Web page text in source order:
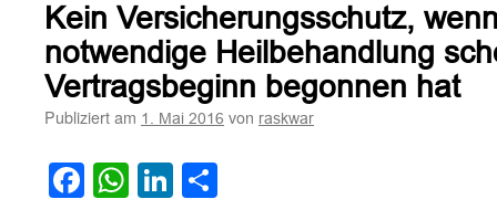
Kein Versicherungsschutz,
notwendige Heilbehandlung
Vertragsbeginn begonnen hat
Publiziert am 1. Mai 2016 von raskwar
Facebook
WhatsApp
LinkedIn